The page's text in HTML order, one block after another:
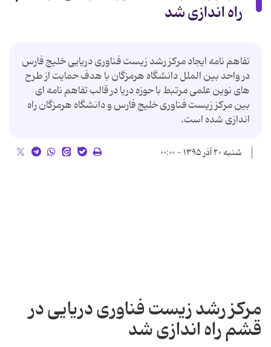
راه اندازی شد
تفاهم نامه ایجاد مرکز رشد زیست فناوری دریایی خلیج فارس
در واحد بین الملل دانشگاه هرمزگان با هدف حمایت از طرح
های نوین علمی مرتبط با حوزه دریا در قالب تفاهم نامه ای
بین مرکز زیست فناوری خلیج فارس و دانشگاه هرمزگان راه
اندازی شده است.
شنبه ۲۰ آذر ۱۳۹۵ - ۰۰:۰۰
مرکز رشد زیست فناوری دریایی در
قشم راه اندازی شد